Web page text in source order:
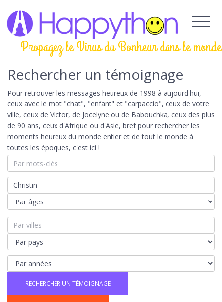
Propagez le Virus du Bonheur dans le monde
Rechercher un témoignage
Pour retrouver les messages heureux de 1998 à aujourd'hui,
ceux avec le mot "chat", "enfant" et "carpaccio", ceux de votre
ville, ceux de Victor, de Jocelyne ou de Babouchka, ceux des plus
de 90 ans, ceux d'Afrique ou d'Asie, bref pour rechercher les
moments heureux du monde entier et de tout le monde à
toutes les époques, c'est ici !